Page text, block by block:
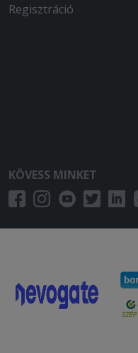
Regisztráció
KÖVESS MINKET